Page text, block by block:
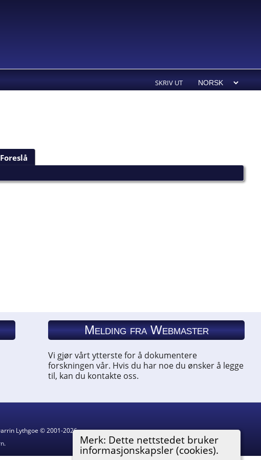
SKRIV UT
Merk: Dette nettstedet bruker
informasjonskapsler (cookies).
Foreslå
Melding fra Webmaster
Vi gjør vårt ytterste for å dokumentere
forskningen vår. Hvis du har noe du ønsker å legge
til, kan du kontakte oss.
Lythgoe © 2001-2026.
.